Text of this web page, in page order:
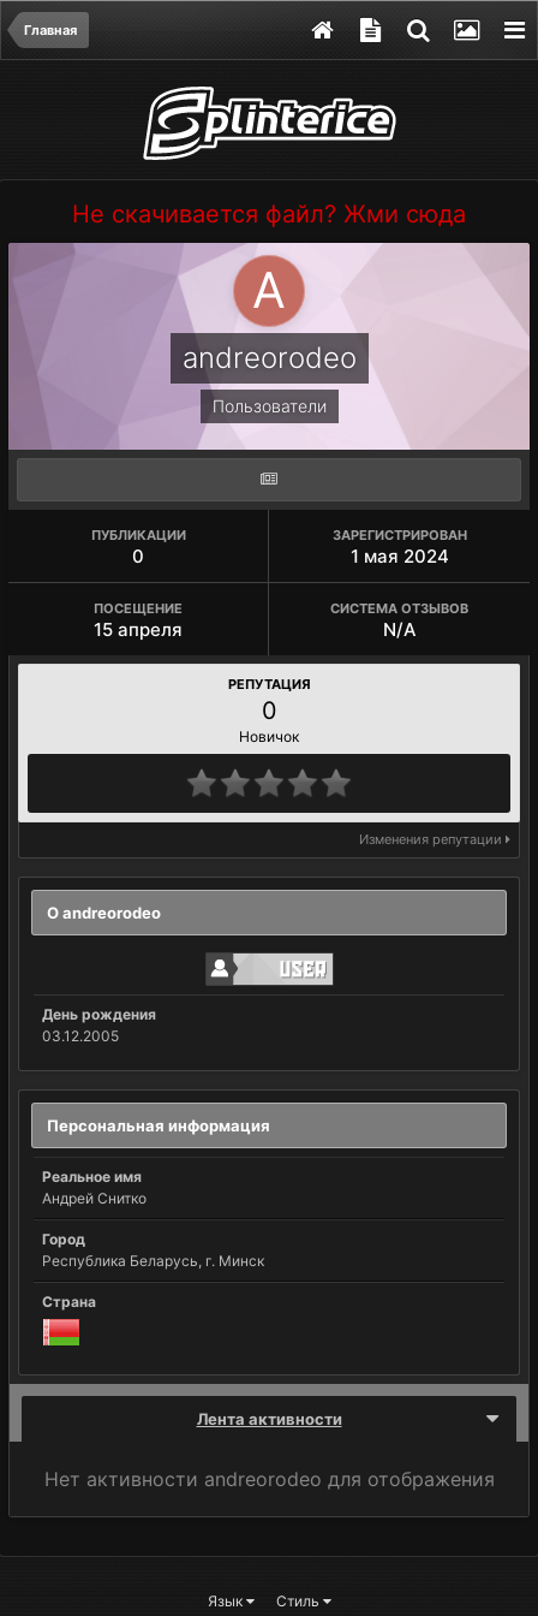
Главная
Не скачивается файл? Жми сюда
andreorodeo
Пользователи
ПУБЛИКАЦИИ
0
ЗАРЕГИСТРИРОВАН
1 мая 2024
ПОСЕЩЕНИЕ
15 апреля
СИСТЕМА ОТЗЫВОВ
N/A
РЕПУТАЦИЯ
0
Новичок
Изменения репутации
О andreorodeo
День рождения
03.12.2005
Персональная информация
Реальное имя
Андрей Снитко
Город
Республика Беларусь, г. Минск
Страна
Лента активности
Нет активности andreorodeo для отображения
Язык Стиль